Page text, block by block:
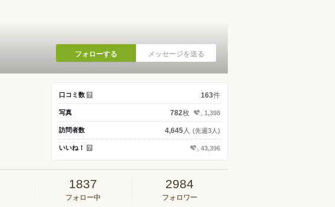
フォローする メッセージを送る
口コミ数 ？ 163件
写真 782枚 1,398
訪問者数 4,645人 (先週3人)
いいね！ ？ 43,396
1837
フォロー中
2984
フォロワー